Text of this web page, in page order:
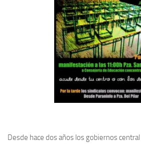
Desde hace dos años los gobiernos